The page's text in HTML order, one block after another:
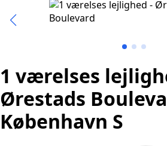
1 værelses
Ørestads
København S